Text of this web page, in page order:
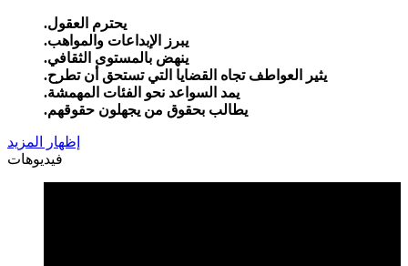
يحترم العقول.
يبرز الإبداعات والمواهب.
ينهض بالمستوى الثقافي.
يثير العواطف تجاه القضايا التي تستحق أن تطرح.
يمد السواعد نحو الفئات المهمشة.
يطالب بحقوق من يجهلون حقوقهم.
إظهار المزيد
فيديوهات